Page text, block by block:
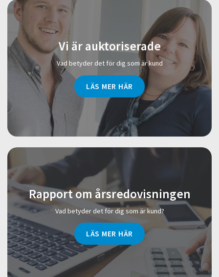
Vi är auktoriserade
Vad betyder det för dig som är kund
LÄS MER HÄR
Rapport om årsredovisningen
Vad betyder det för dig som är kund?
LÄS MER HÄR